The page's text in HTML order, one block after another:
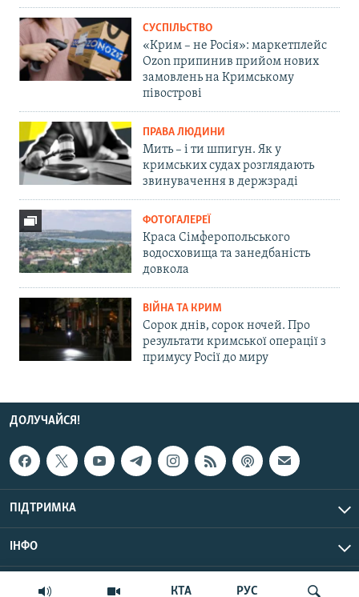
КТА РУС
СУСПІЛЬСТВО
«Крим – не Росія»: маркетплейс
Ozon припинив прийом нових
замовлень на Кримському
півострові
ПРАВА ЛЮДИНИ
Мить – і ти шпигун. Як у
кримських судах розглядають
звинувачення в держзраді
ФОТОГАЛЕРЕЇ
Краса Сімферопольського
водосховища та занедбаність
довкола
ВІЙНА ТА КРИМ
Сорок днів, сорок ночей. Про
результати кримської операції з
примусу Росії до миру
ДОЛУЧАЙСЯ!
ПІДТРИМКА
ІНФО
© Крим.Реалії, 2026 | Усі права застережено.